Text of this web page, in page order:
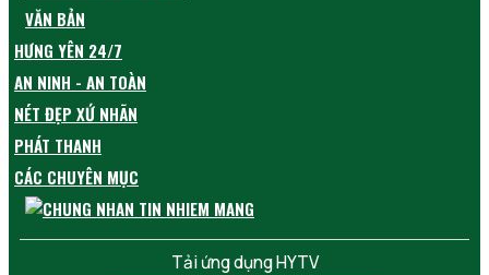
VĂN BẢN
HƯNG YÊN 24/7
AN NINH - AN TOÀN
NÉT ĐẸP XỨ NHÃN
PHÁT THANH
CÁC CHUYÊN MỤC
Tải ứng dụng HYTV